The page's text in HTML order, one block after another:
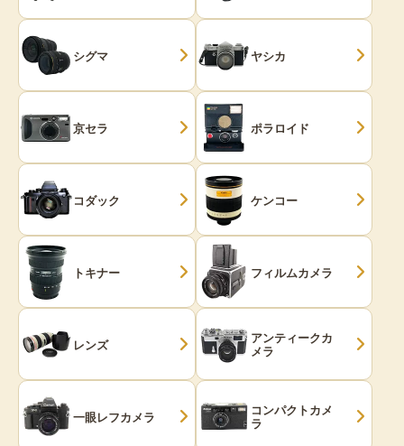
シグマ ヤシカ
京セラ ポラロイド
コダック ケンコー
トキナー フィルムカメラ
レンズ アンティークカ
メラ
一眼レフカメラ コンパクトカメ
ラ